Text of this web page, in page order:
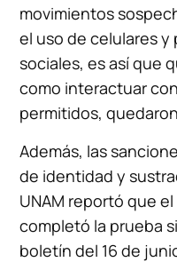
movimientos
el uso de celulares
sociales, es así que
como interactuar
permitidos,
Además, las
de identidad y
UNAM reportó que
completó la prueba
boletín del 16 de